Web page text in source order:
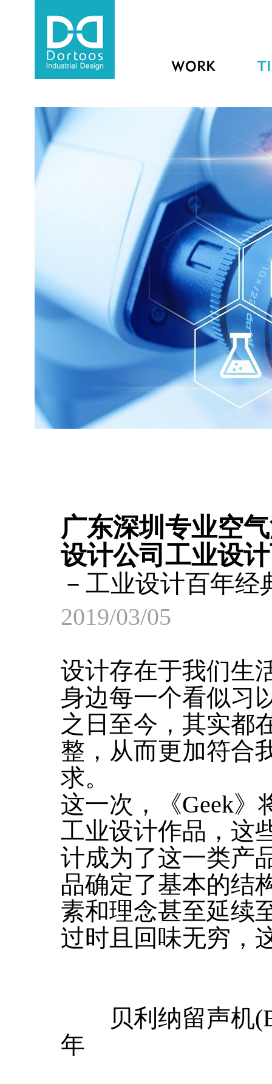
WORK
广东深圳专业空
设计公司工业设
－工业设计百年经
2019/03/05
设计存在于我们生
身边每一个看似习
之日至今，其实都
整，从而更加符合
求。
这一次，《Geek》
工业设计作品，这
计成为了这一类产
品确定了基本的结
素和理念甚至延
过时且回味无穷，
贝利纳留声机
年